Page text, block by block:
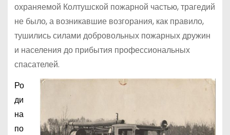
охраняемой Колтушской пожарной частью, трагедий
не было, а возникавшие возгорания, как правило,
тушились силами добровольных пожарных дружин
и населения до прибытия профессиональных
спасателей.
Ро
ди
на
по